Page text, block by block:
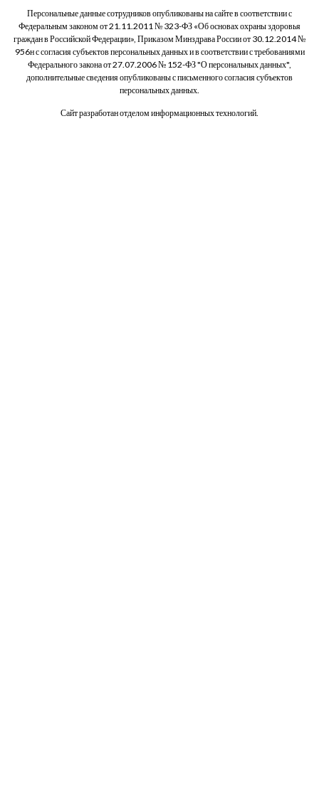
Персональные данные сотрудников опубликованы на сайте в соответствии с
Федеральным законом от 21.11.2011 № 323-ФЗ «Об основах охраны здоровья
граждан в Российской Федерации», Приказом Минздрава России от 30.12.2014 №
956н с согласия субъектов персональных данных и в соответствии с требованиями
Федерального закона от 27.07.2006 № 152-ФЗ "О персональных данных",
дополнительные сведения опубликованы с письменного согласия субъектов
персональных данных.
Сайт разработан отделом информационных технологий.